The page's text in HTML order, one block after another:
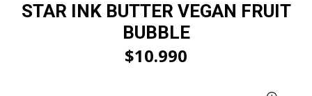
STAR INK BUTTER VEGAN FRUIT
BUBBLE
$10.990